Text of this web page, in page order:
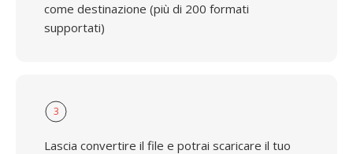
come destinazione (più di 200 formati
supportati)
3
Lascia convertire il file e potrai scaricare il tuo